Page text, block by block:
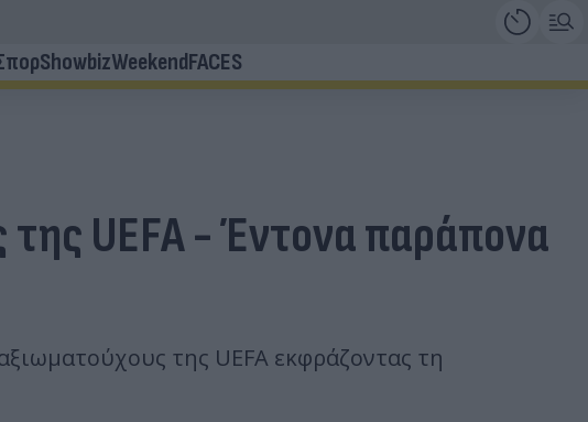
ShowbizWeekendFACES
UEFA - Έντονα παράπονα
της UEFA εκφράζοντας τη